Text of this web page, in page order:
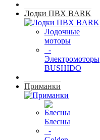
Лодки ПВХ BARK
Лодочные
моторы
-
Электромоторы
BUSHIDO
Приманки
Блесны
-